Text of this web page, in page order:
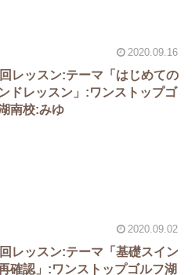
2020.09.16
レッスン:テーマ「はじめての
ドレッスン」:ワンストップゴ
南校:みゆ
2020.09.02
レッスン:テーマ「基礎スイン
確認」:ワンストップゴルフ湖